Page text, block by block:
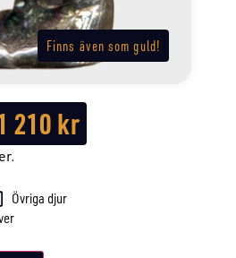
Finns även som guld!
210kr
Övriga djur